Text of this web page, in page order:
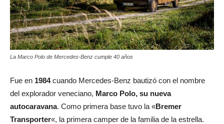
La Marco Polo de Mercedes-Benz cumple 40 años
Fue en 1984cuando Mercedes-Benz bautizó con el nombre
del explorador veneciano, Marco Polo, su nueva
autocaravana. Como primera base tuvo la «Bremer
Transporter«, la primera camper de la familia de la estrella.